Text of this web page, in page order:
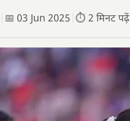
📅 03 Jun 2025 ⏱️ 2 मिनट पढ़ें